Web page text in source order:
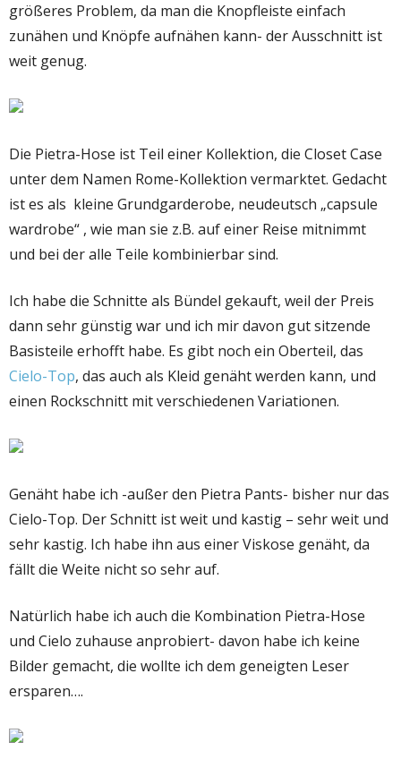
größeres Problem, da man die Knopfleiste einfach
zunähen und Knöpfe aufnähen kann- der Ausschnitt ist
weit genug.
Die Pietra-Hose ist Teil einer Kollektion, die Closet Case
unter dem Namen Rome-Kollektion vermarktet. Gedacht
ist es als kleine Grundgarderobe, neudeutsch „capsule
wardrobe“ , wie man sie z.B. auf einer Reise mitnimmt
und bei der alle Teile kombinierbar sind.
Ich habe die Schnitte als Bündel gekauft, weil der Preis
dann sehr günstig war und ich mir davon gut sitzende
Basisteile erhofft habe. Es gibt noch ein Oberteil, das
Cielo-Top, das auch als Kleid genäht werden kann, und
einen Rockschnitt mit verschiedenen Variationen.
Genäht habe ich -außer den Pietra Pants- bisher nur das
Cielo-Top. Der Schnitt ist weit und kastig – sehr weit und
sehr kastig. Ich habe ihn aus einer Viskose genäht, da
fällt die Weite nicht so sehr auf.
Natürlich habe ich auch die Kombination Pietra-Hose
und Cielo zuhause anprobiert- davon habe ich keine
Bilder gemacht, die wollte ich dem geneigten Leser
ersparen….